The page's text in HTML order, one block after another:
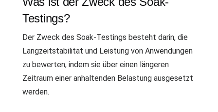
Testings?
Der Zweck des Soak-Testings besteht darin, die
Langzeitstabilität und Leistung von Anwendungen
zu bewerten, indem sie über einen längeren
Zeitraum einer anhaltenden Belastung ausgesetzt
werden.